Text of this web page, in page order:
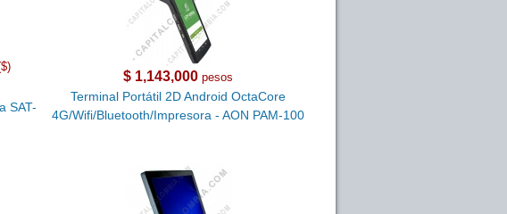
SAT-
$ 1,143,000 pesos
Terminal Portátil 2D Android OctaCore
4G/Wifi/Bluetooth/Impresora - AON PAM-100